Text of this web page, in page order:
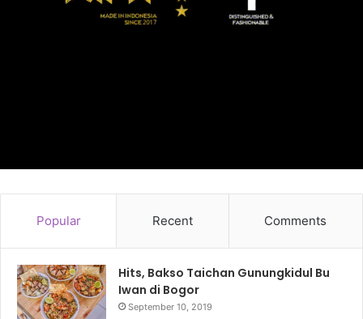
Popular Recent Comments
Hits, Bakso Taichan Gunungkidul Bu
Iwan di Bogor
September 10, 2019